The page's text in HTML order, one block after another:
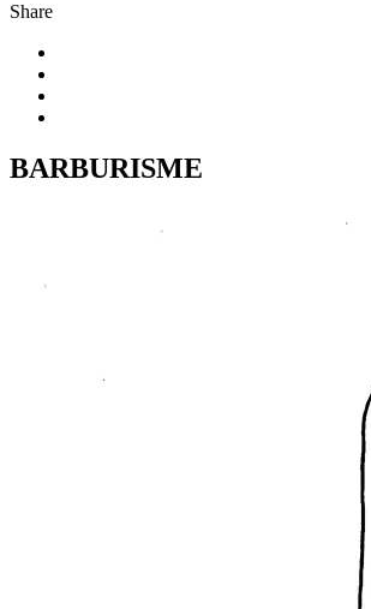
Share
BARBURISME